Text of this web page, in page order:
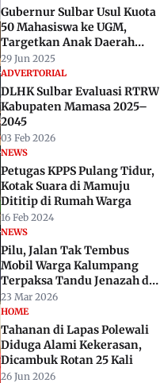
Gubernur Sulbar Usul Kuota
50 Mahasiswa ke UGM,
Targetkan Anak Daerah
Masuk Lewat Jalur Afirmasi
29 Jun 2025
ADVERTORIAL
DLHK Sulbar Evaluasi RTRW
Kabupaten Mamasa 2025–
2045
03 Feb 2026
NEWS
Petugas KPPS Pulang Tidur,
Kotak Suara di Mamuju
Dititip di Rumah Warga
16 Feb 2024
NEWS
Pilu, Jalan Tak Tembus
Mobil Warga Kalumpang
Terpaksa Tandu Jenazah di
Gelap Malam
23 Mar 2026
HOME
Tahanan di Lapas Polewali
Diduga Alami Kekerasan,
Dicambuk Rotan 25 Kali
26 Jun 2026